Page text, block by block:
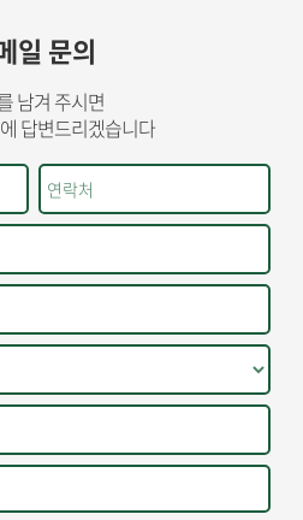
일 문의
남겨 주시면
답변드리겠습니다